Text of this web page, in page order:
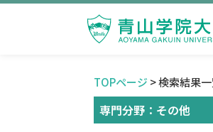
TOPページ > 検索結果
専門分野：その他